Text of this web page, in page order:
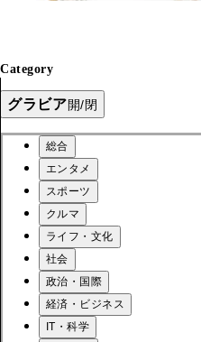
Category
グラビア開/閉
総合
エンタメ
スポーツ
クルマ
ライフ・文化
社会
政治・国際
経済・ビジネス
IT・科学